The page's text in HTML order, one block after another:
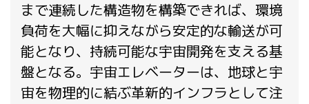
まで連続した構造物を構築できれば、環境
負荷を大幅に抑えながら安定的な輸送が可
能となり、持続可能な宇宙開発を支える基
盤となる。宇宙エレベーターは、地球と宇
宙を物理的に結ぶ革新的インフラとして注